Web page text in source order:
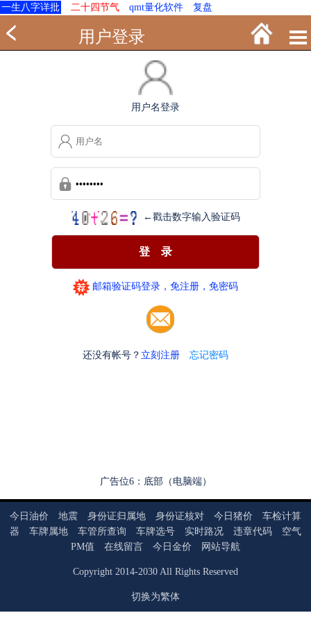
一生八字详批 二十四节气 qmt量化软件 复盘
用户登录
用户名登录
←戳击数字输入验证码
邮箱验证码登录，免注册，免密码
还没有帐号？ 立刻注册 忘记密码
广告位6：底部（电脑端）
今日油价 地震 身份证归属地 身份证核对 今日猪价
车检计算
器
车牌属地 车管所查询 车牌选号 实时路况 违章代码
空气
PM值
在线留言 今日金价 网站导航
Copyright 2014-2030 All Rights Reserved
切换为繁体